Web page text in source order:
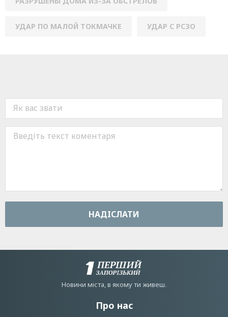
УДАР ПО МАЛОЙ ТОКМАЧКЕ УДАР С РСЗО
НАДIСЛАТИ
Новини мiста, в якому ти живеш.
Про нас